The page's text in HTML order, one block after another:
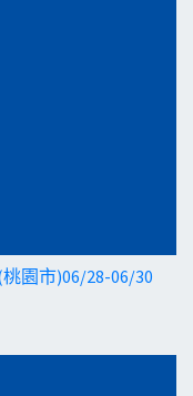
園市)06/28-06/30